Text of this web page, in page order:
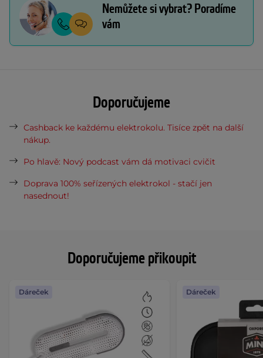
Doporučujeme přikoupit
Dáreček Dáreček
Nemůžete si vybrat? Poradíme
vám
Doporučujeme
Cashback ke každému elektrokolu. Tisíce zpět na další
nákup.
Po hlavě: Nový podcast vám dá motivaci cvičit
Doprava 100% seřízených elektrokol - stačí jen
nasednout!